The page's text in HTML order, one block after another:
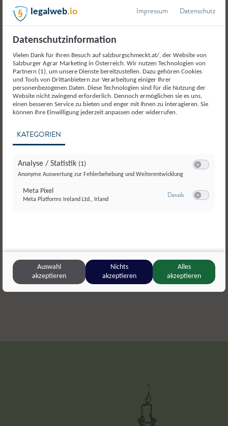
Schinkenwurst,Wurst
Niere
legalweb.io Impressum Datenschutz
Datenschutzinformation
Vielen Dank für Ihren Besuch auf salzburgschmeckt.at/, der Website von
Salzburger Agrar Marketing in Österreich. Wir nutzen Technologien von
Partnern (1), um unsere Dienste bereitzustellen. Dazu gehören Cookies
und Tools von Drittanbietern zur Verarbeitung einiger Ihrer
personenbezogenen Daten. Diese Technologien sind für die Nutzung der
Website nicht zwingend erforderlich. Dennoch ermöglichen sie es uns,
einen besseren Service zu bieten und enger mit Ihnen zu interagieren. Sie
können Ihre Einwilligung jederzeit anpassen oder widerrufen.
KATEGORIEN
Analyse / Statistik (1)
Anonyme Auswertung zur Fehlerbehebung und Weiterentwicklung
Meta Pixel
Meta Platforms Ireland Ltd., Irland
Detailszu Meta Pixel
Auswahl
akzeptieren
Nichts
akzeptieren
Alles
akzeptieren